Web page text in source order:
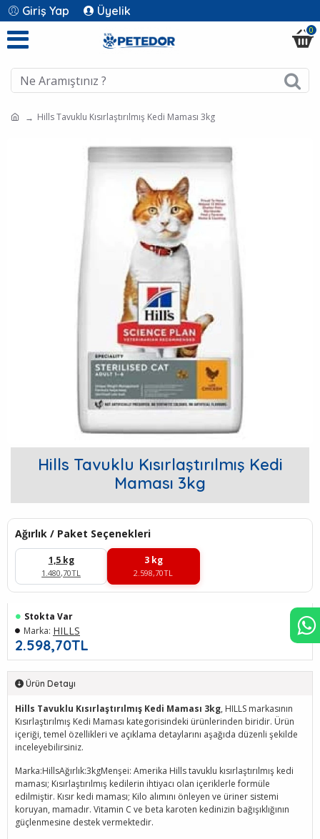
Giriş Yap Üyelik
0
Hills Tavuklu Kısırlaştırılmış Kedi Maması 3kg
Hills Tavuklu Kısırlaştırılmış Kedi
Maması 3kg
Ağırlık / Paket Seçenekleri
1,5 kg
1.480,70TL
3 kg
2.598,70TL
2.598,70TL
Stokta Var
Marka: HILLS
Ürün Detayı
Hills Tavuklu Kısırlaştırılmış Kedi Maması 3kg, HILLS markasının
Kısırlaştırılmış Kedi Maması kategorisindeki ürünlerinden biridir. Ürün
içeriği, temel özellikleri ve açıklama detaylarını aşağıda düzenli şekilde
inceleyebilirsiniz.
Marka:HillsAğırlık:3kgMenşei: Amerika Hills tavuklu kısırlaştırılmış kedi
maması; Kısırlaştırılmış kedilerin ihtiyacı olan içeriklerle formüle
edilmiştir. Kısır kedi maması; Kilo alımını önleyen ve üriner sistemi
koruyan, mamadır. Vitamin C ve beta karoten kedinizin bağışıklığının
güçlenmesine destek vermektedir.